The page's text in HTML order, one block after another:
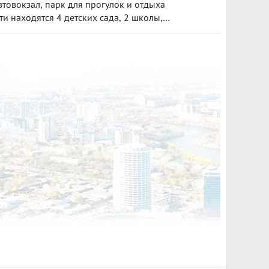
пapк для прогулок и отдыха
находятся 4 детских сада, 2 школы,